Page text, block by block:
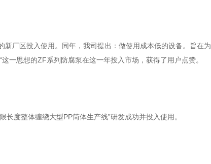
区投入使用。同年，我司提出：做使用成本低的设备。旨在为
一思想的ZF系列防腐泵在这一年投入市场，获得了用户点赞。
度整体缠绕大型PP筒体生产线”研发成功并投入使用。